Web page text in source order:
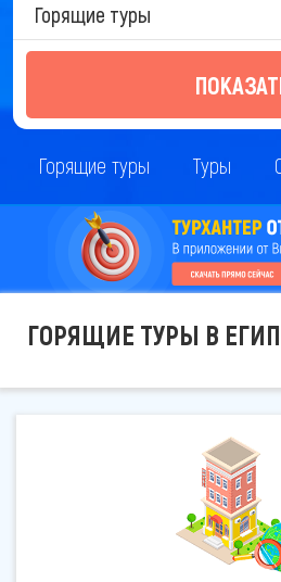
Горящие туры
Горящие туры Туры
ГОРЯЩИЕ ТУРЫ В